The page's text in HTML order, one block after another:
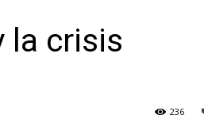
Evolución
la crisis
236